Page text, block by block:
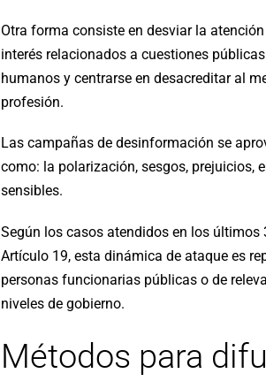
Otra forma consiste en desviar la
interés relacionados a cuestiones
humanos y centrarse en desacreditar al
profesión.
Las campañas de desinformación se
como: la polarización, sesgos, prejuicios,
sensibles.
Según los casos atendidos en los
Artículo 19, esta dinámica de ataque es
personas funcionarias públicas o de
niveles de gobierno.
Métodos para